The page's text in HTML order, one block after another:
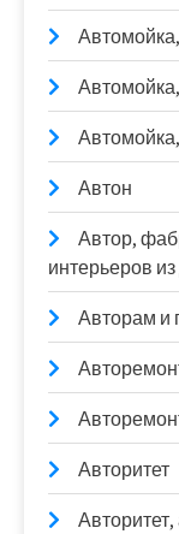
Автон
Автор,
интерьеров
Авторам и
Авторитет